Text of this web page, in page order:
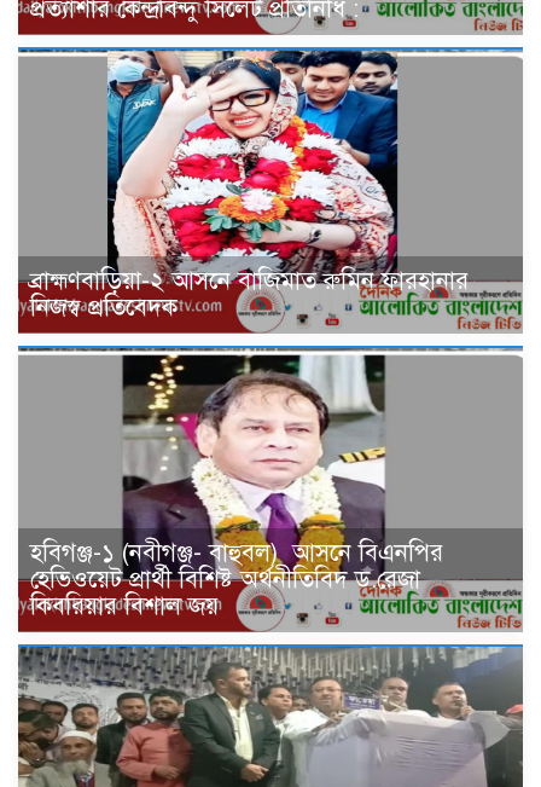
প্রত্যাশার কেন্দ্রবিন্দু সিলেট প্রতিনিধি :
ব্রাহ্মণবাড়িয়া-২ আসনে বাজিমাত রুমিন ফারহানার
নিজস্ব প্রতিবেদক
হবিগঞ্জ-১ (নবীগঞ্জ- বাহুবল) আসনে বিএনপির
হেভিওয়েট প্রার্থী বিশিষ্ট অর্থনীতিবিদ ড.রেজা
কিবরিয়ার বিশাল জয়